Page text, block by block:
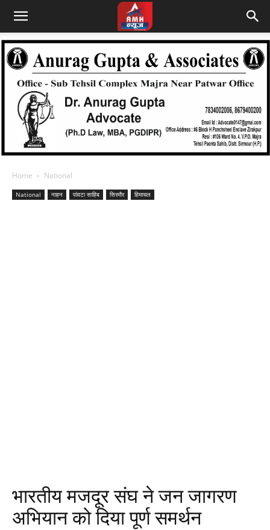
Home National
National नाहन पांवटा साहिब सिरमौर हिमाचल
भारतीय मजदूर संघ ने जन जागरण
अभियान को दिया पूर्ण समर्थन